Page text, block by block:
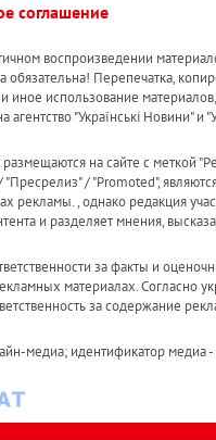
соглашение
воспроизведении
обязательна! Перепечатка,
иное использование
агентство "Українськi Новини" и
на сайте с меткой
"Пресрелиз" / "Promoted",
рекламы. , однако редакция
и разделяет мнения,
за факты и
материалах. Согласно
за содержание
медиа; идентификатор медиа